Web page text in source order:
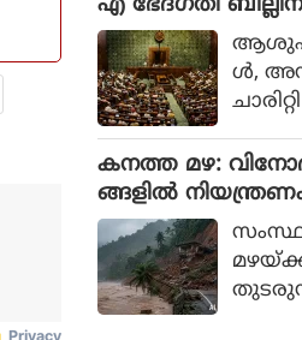
ന്ത്രി
നീക്കങ്ങൾ, ബിൽ
ന്നാളോ
ള്‍,
ള്‍
കനത്ത മഴ:
ങ്ങളില്‍
നിര്‍ദേശം നല്‍കി
നിവാരണ